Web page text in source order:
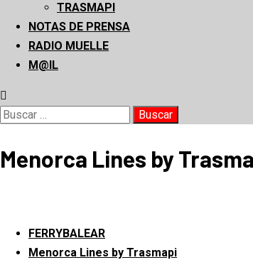
TRASMAPI
NOTAS DE PRENSA
RADIO MUELLE
M@IL
Buscar:
Menorca Lines by
FERRYBALEAR
Menorca Lines by Trasmapi